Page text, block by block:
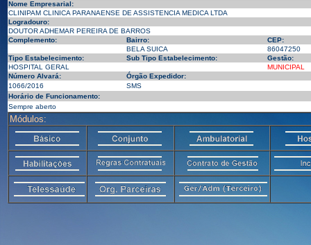
Nome Empresarial:
CLINIPAM CLINICA PARANAENSE DE ASSISTENCIA MEDICA LTDA
Logradouro:
DOUTOR ADHEMAR PEREIRA DE BARROS
Complemento:
Bairro:
CEP:
BELA SUICA
86047250
Tipo Estabelecimento:
Sub Tipo Estabelecimento:
Gestão:
HOSPITAL GERAL
MUNICIPAL
Número Alvará:
Órgão Expedidor:
1066/2016
SMS
Horário de Funcionamento:
Sempre aberto
Módulos: